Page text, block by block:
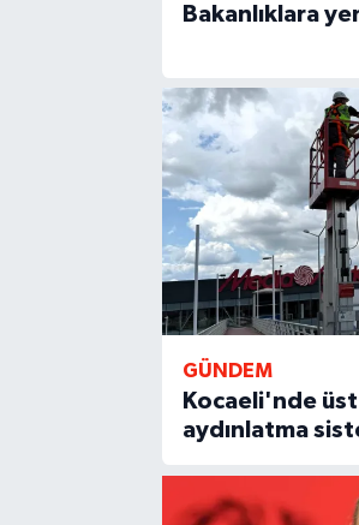
Bakanlıklara
GÜNDEM
Kocaeli'nde
aydınlatma